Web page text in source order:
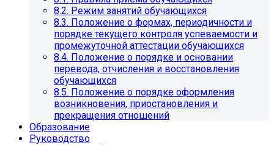
8.2. Режим занятий обучающихся
8.3. Положение о формах, периодичности и
порядке текущего контроля успеваемости и
промежуточной аттестации обучающихся
8.4. Положение о порядке и основании
перевода, отчисления и восстановления
обучающихся
8.5. Положение о порядке оформления
возникновения, приостановления и
прекращения отношений
Образование
Руководство